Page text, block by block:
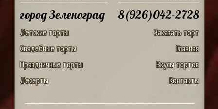
город Зеленоград
Детские торты
Свадебные торты
Праздничные торты
Десерты
8(926)042-2728
Заказать торт
Главная
Вкусы тортов
Контакты